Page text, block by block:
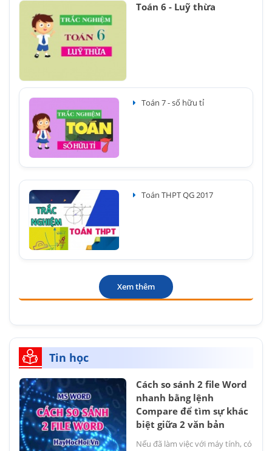
Toán 6 - Luỹ thừa
Toán 7 - số hữu tỉ
Toán THPT QG 2017
Xem thêm
Tin học
Cách so sánh 2 file Word
nhanh bằng lệnh
Compare để tìm sự khác
biệt giữa 2 văn bản
Nếu đã làm việc với máy tính, có